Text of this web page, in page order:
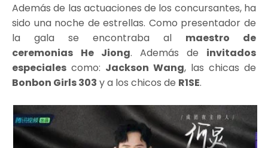
Además de las actuaciones de los concursantes, ha
sido una noche de estrellas. Como presentador de
la gala se encontraba al maestro de
ceremonias
He Jiong. Además de invitados
especiales como: Jackson Wang, las chicas de
Bonbon Girls 303 y a los chicos de R1SE.